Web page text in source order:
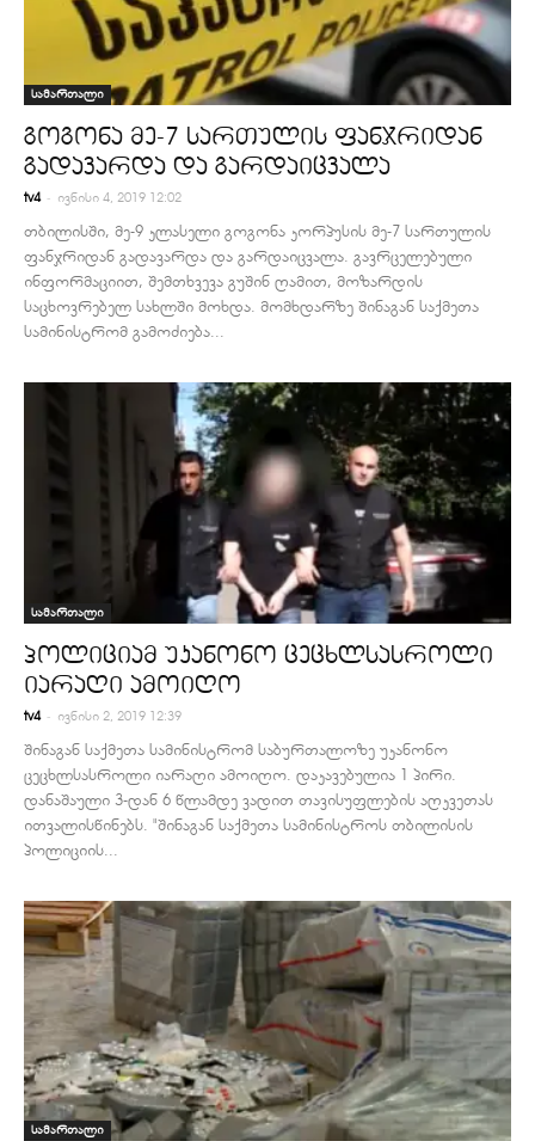
სამართალი
გოგონა მე-7 სართულის ფანჯრიდან
გადავარდა და გარდაიცვალა
tv4 - ივნისი 4, 2019 12:02
თბილისში, მე-9 კლასელი გოგონა კორპუსის მე-7 სართულის
ფანჯრიდან გადავარდა და გარდაიცვალა. გავრცელებული
ინფორმაციით, შემთხვევა გუშინ ღამით, მოზარდის
საცხოვრებელ სახლში მოხდა. მომხდარზე შინაგან საქმეთა
სამინისტრომ გამოძიება...
სამართალი
პოლიციამ უკანონო ცეცხლსასროლი
იარაღი ამოიღო
tv4 - ივნისი 2, 2019 12:39
შინაგან საქმეთა სამინისტრომ საბურთალოზე უკანონო
ცეცხლსასროლი იარაღი ამოიღო. დაკავებულია 1 პირი.
დანაშაული 3-დან 6 წლამდე ვადით თავისუფლების აღკვეთას
ითვალისწინებს. "შინაგან საქმეთა სამინისტროს თბილისის
პოლიციის...
სამართალი